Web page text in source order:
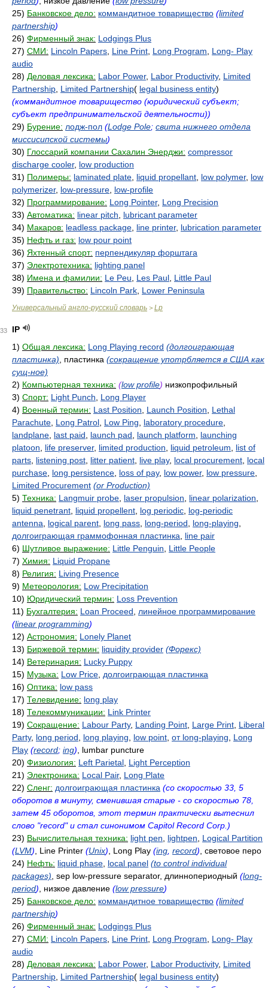
25) Банковское дело: коммандитное товарищество (limited
partnership)
26) Фирменный знак: Lodgings Plus
27) СМИ: Lincoln Papers Line Print Long Program
Long- Play
audio
28) Деловая лексика: Labor Power, Labor Productivity, Limited
Partnership Limited Partnership( legal business entity)
(коммандитное товарищество (юридический субъект;
субъект предпринимательской деятельности))
29) Бурение: лодж-пол (Lodge Pole; свита нижнего отдела
миссисипской системы)
30) Глоссарий компании Сахалин Энерджи: compressor
discharge cooler, low production
31) Полимеры: laminated plate liquid propellant low polymer, low
polymerizer, low-pressure low-profile
32) Программирование: Long Pointer, Long Precision
33) Автоматика: linear pitch
lubricant parameter
34) Макаров: leadless package line printer, lubrication parameter
35) Нефть и газ: low pour point
36) Яхтенный спорт: перпендикуляр форштага
37) Электротехника: lighting panel
38) Имена и фамилии: Le Peu Les Paul Little Paul
39) Правительство: Lincoln Park Lower Peninsula
Универсальный англо-русский словарь > Lp
33
lP
1) Общая лексика: Long Playing record (долгоиграющая
пластинка) , пластинка (сокращение употрбляется в США как
сущ-ное)
2) Компьютерная техника: (low profile) низкопрофильный
3) Спорт: Light Punch
Long Player
4) Военный термин: Last Position Launch Position
Lethal
Parachute Long Patrol Low Ping laboratory procedure
landplane last paid launch pad launch platform
launching
platoon
life preserver, limited production liquid petroleum
list of
parts listening post litter patient live play, local procurement local
purchase long persistence loss of pay, low power, low pressure
Limited Procurement (or Production)
5) Техника: Langmuir probe laser propulsion linear polarization
liquid penetrant liquid propellent log periodic log-periodic
antenna
logical parent long pass long-period long-playing
долгоиграющая граммофонная пластинка
line pair
6) Шутливое выражение: Little Penguin
Little People
7) Химия: Liquid Propane
8) Религия: Living Presence
9) Метеорология: Low Precipitation
10) Юридический термин: Loss Prevention
11) Бухгалтерия: Loan Proceed
линейное программирование
(linear programming)
12) Астрономия: Lonely Planet
13) Биржевой термин: liquidity provider (Форекс)
14) Ветеринария: Lucky Puppy
15) Музыка: Low Price долгоиграющая пластинка
16) Оптика: low pass
17) Телевидение: long play
18) Телекоммуникации: Link Printer
19) Сокращение: Labour Party, Landing Point Large Print Liberal
Party, long period long playing low point от long-playing
Long
Play (record; ing) , lumbar puncture
20) Физиология: Left Parietal Light Perception
21) Электроника: Local Pair, Long Plate
22) Сленг: долгоиграющая пластинка (со скоростью 33, 5
оборотов в минуту, сменившая старые - со скоростью 78,
затем 45 оборотов, этот термин практически вытеснил
слово "record" и стал синонимом Capitol Record Corp.)
23) Вычислительная техника: light pen lightpen
Logical Partition
(LVM) , Line Printer (Unix) , Long Play (ing record) , световое перо
24) Нефть: liquid phase local panel (to control individual
packages) , sep low-pressure separator, длиннопериодный (long-
period) , низкое давление (low pressure)
25) Банковское дело: коммандитное товарищество (limited
partnership)
26) Фирменный знак: Lodgings Plus
27) СМИ: Lincoln Papers Line Print Long Program
Long- Play
audio
28) Деловая лексика: Labor Power, Labor Productivity, Limited
Partnership Limited Partnership( legal business entity)